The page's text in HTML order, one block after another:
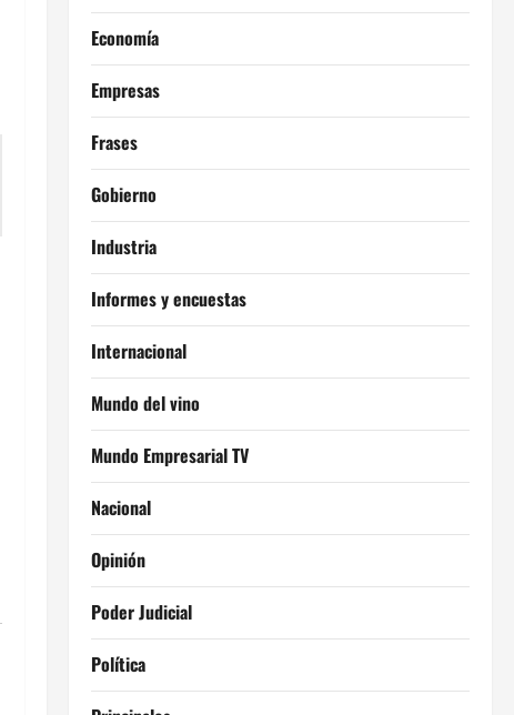
Economía
Empresas
Frases
Gobierno
Industria
Informes y encuestas
Internacional
Mundo del vino
Mundo Empresarial TV
Nacional
Opinión
Poder Judicial
Política